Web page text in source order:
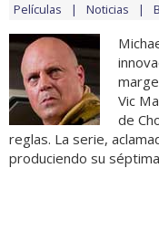
Películas Noticias
Vic
de
reglas. La serie,
produciendo su